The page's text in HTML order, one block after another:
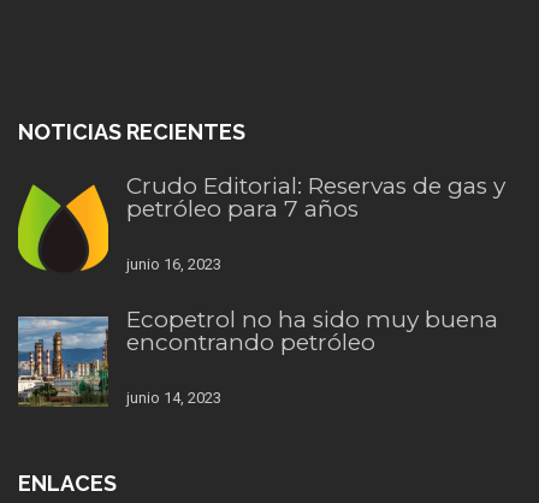
NOTICIAS RECIENTES
Crudo Editorial: Reservas de gas y
petróleo para 7 años
junio 16, 2023
Ecopetrol no ha sido muy buena
encontrando petróleo
junio 14, 2023
ENLACES